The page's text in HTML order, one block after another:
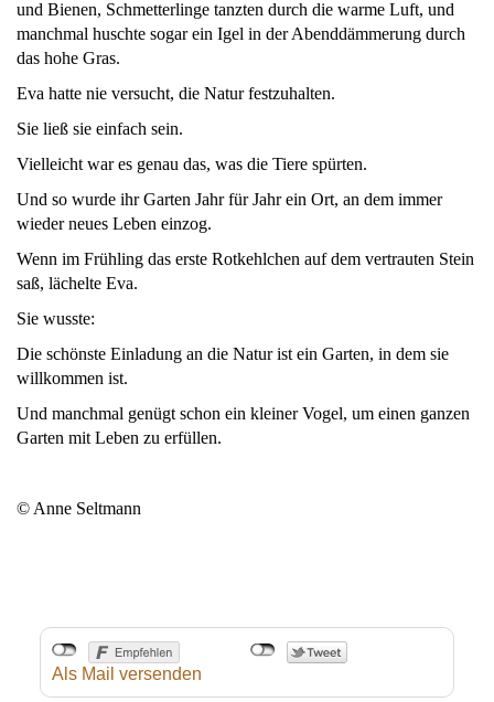
und Bienen, Schmetterlinge tanzten durch die warme Luft, und
manchmal huschte sogar ein Igel in der Abenddämmerung durch
das hohe Gras.
Eva hatte nie versucht, die Natur festzuhalten.
Sie ließ sie einfach sein.
Vielleicht war es genau das, was die Tiere spürten.
Und so wurde ihr Garten Jahr für Jahr ein Ort, an dem immer
wieder neues Leben einzog.
Wenn im Frühling das erste Rotkehlchen auf dem vertrauten Stein
saß, lächelte Eva.
Sie wusste:
Die schönste Einladung an die Natur ist ein Garten, in dem sie
willkommen ist.
Und manchmal genügt schon ein kleiner Vogel, um einen ganzen
Garten mit Leben zu erfüllen.
© Anne Seltmann
Als Mail versenden